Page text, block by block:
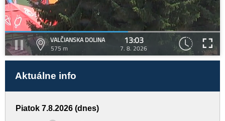
VALČIANSKA DOLINA
575 m
13:03
7. 8. 2026
Aktuálne info
Piatok 7.8.2026 (dnes)